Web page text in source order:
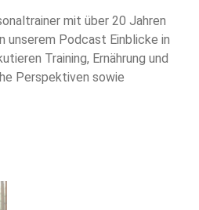
mit über 20 Jahren
unserem Podcast Einblicke in
Training, Ernährung und
Perspektiven sowie